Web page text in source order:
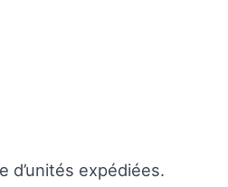
d’unités expédiées.